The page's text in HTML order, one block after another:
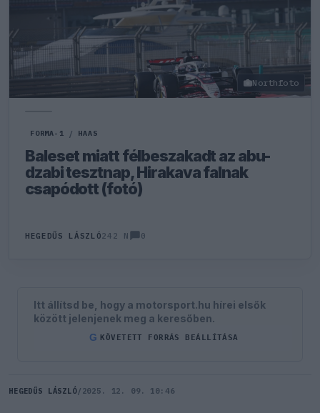
Northfoto
FORMA-1 / HAAS
Baleset miatt félbeszakadt az abu-
dzabi tesztnap, Hirakava falnak
csapódott (fotó)
HEGEDŰS LÁSZLÓ242 N 0
Itt állítsd be, hogy a motorsport.hu hírei elsők
között jelenjenek meg a keresőben.
G KÖVETETT FORRÁS BEÁLLÍTÁSA
HEGEDŰS LÁSZLÓ/ 2025. 12. 09. 10:46